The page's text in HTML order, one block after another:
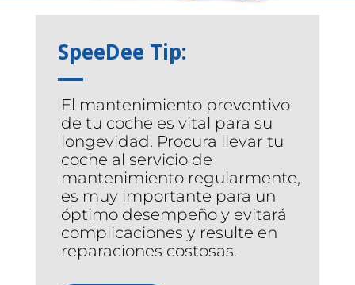
SpeeDee Tip:
El mantenimiento preventivo
de tu coche es vital para su
longevidad. Procura llevar tu
coche al servicio de
mantenimiento regularmente,
es muy importante para un
óptimo desempeño y evitará
complicaciones y resulte en
reparaciones costosas.